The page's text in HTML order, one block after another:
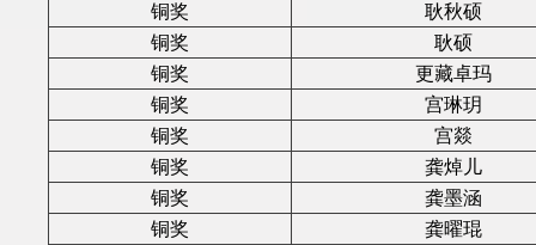
铜奖
耿秋硕
铜奖
耿硕
铜奖
更藏卓玛
铜奖
宫琳玥
铜奖
宫燚
铜奖
龚焯儿
铜奖
龚墨涵
铜奖
龚曜琨